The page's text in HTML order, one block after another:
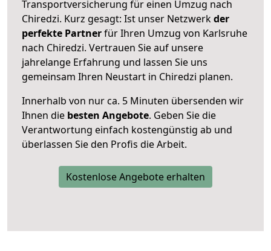
Transportversicherung für einen Umzug nach
Chiredzi. Kurz gesagt: Ist unser Netzwerkder
perfekte Partnerfür Ihren Umzug von Karlsruhe
nach Chiredzi. Vertrauen Sie auf unsere
jahrelange Erfahrung und lassen Sie uns
gemeinsam Ihren Neustart in Chiredzi planen.
Innerhalb von nur ca. 5 Minuten übersenden wir
Ihnen die besten Angebote. Geben Sie die
Verantwortung einfach kostengünstig ab und
überlassen Sie den Profis die Arbeit.
Kostenlose Angebote erhalten